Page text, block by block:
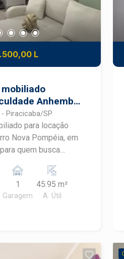
L
Anhembi
Piracicaba/SP
para locação
Nova Pompéia, em
quem busca
Com ambientes
completo e
dos
1
Garagem
45.95 m²
A. Útil